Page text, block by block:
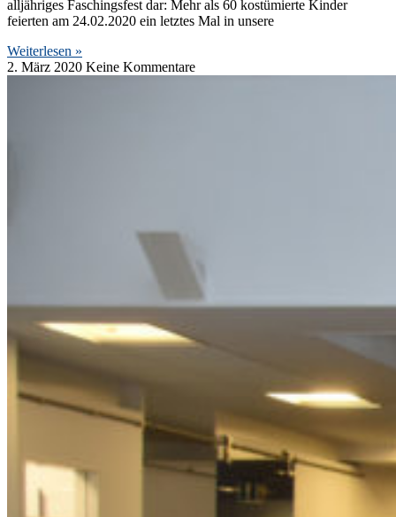
alljähriges Faschingsfest dar: Mehr als 60 kostümierte Kinder
feierten am 24.02.2020 ein letztes Mal in unsere
Weiterlesen »
2. März 2020 Keine Kommentare